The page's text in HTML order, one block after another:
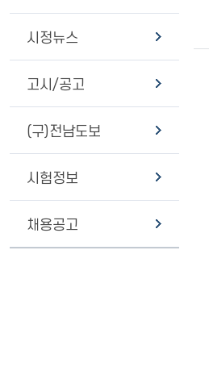
시정뉴스
고시/공고
(구)전남도보
시험정보
채용공고